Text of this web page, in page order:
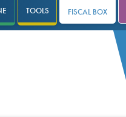
TOOLS FISCAL BOX